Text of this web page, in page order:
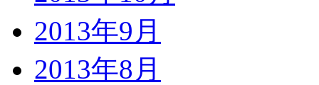
2013年9月
2013年8月